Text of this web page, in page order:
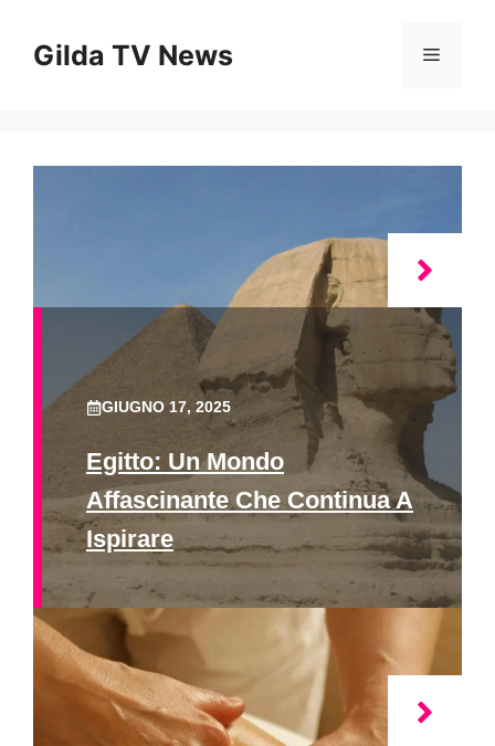
contenuto
Gilda TV News Menu
GIUGNO 17, 2025
Egitto: Un Mondo
Affascinante Che Continua A
Ispirare